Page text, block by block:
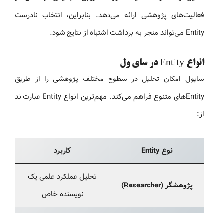
فعالیت‌های پژوهشی ارائه می‌دهد. بنابراین، انتخاب نادرست
Entity می‌تواند منجر به برداشت اشتباه از نتایج شود.
انواع Entity در سای ول
سایول امکان تحلیل در سطوح مختلف پژوهشی را از طریق
Entityهای متنوع فراهم می‌کند. مهم‌ترین انواع Entity عبارت‌اند
از:
نوع Entity کاربرد
پژوهشگر (Researcher)
تحلیل عملکرد علمی یک
نویسنده خاص